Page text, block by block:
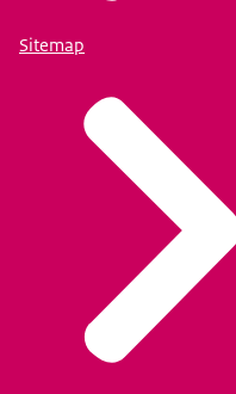
Sitemap